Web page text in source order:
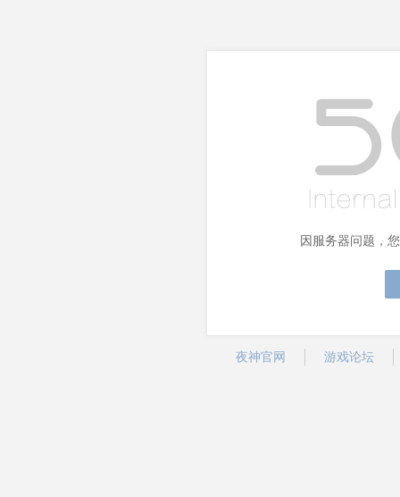
因服务器问题，
夜神官网 游戏论坛